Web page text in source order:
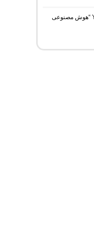
دانلود آهنگ Yavaş Yavaş Derin Derin “هوش مصنوعی